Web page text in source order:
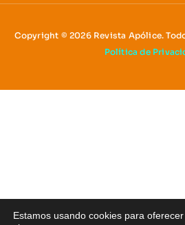
Copyright © 2026 Revista Apólice.
Política de
Estamos usando cookies para